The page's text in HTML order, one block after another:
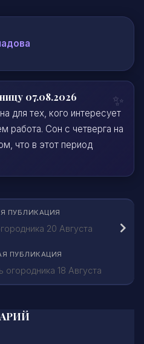
07.08.2026
для тех, кого интересует
работа. Сон с четверга на
что в этот период
ПУБЛИКАЦИЯ
20 Августа
ПУБЛИКАЦИЯ
огородника 18 Августа